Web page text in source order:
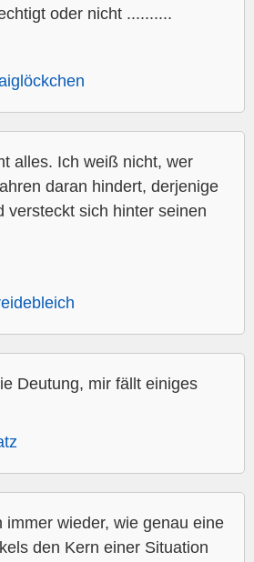
oder nicht ..........
alles. Ich weiß nicht, wer
daran hindert, derjenige
versteckt sich hinter seinen
Deutung, mir fällt einiges
immer wieder, wie genau eine
den Kern einer Situation